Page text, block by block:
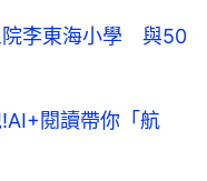
院李東海小學 與50
閱讀帶你「航